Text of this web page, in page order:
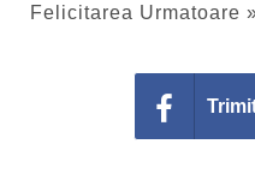
Felicitarea Urmatoare